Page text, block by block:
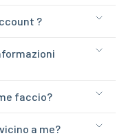
?
faccio?
a me?